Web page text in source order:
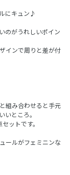
にキュン♪
のがうれしいポイン
インで周りと差が付
組み合わせると手元
ところ。
ットです。
ールがフェミニンな